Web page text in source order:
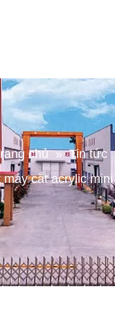
chủ » Tin tức
máy cắt acrylic